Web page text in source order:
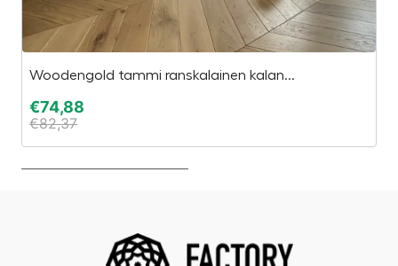
Woodengold tammi ranskalainen kalan...
€74,88
€82,37